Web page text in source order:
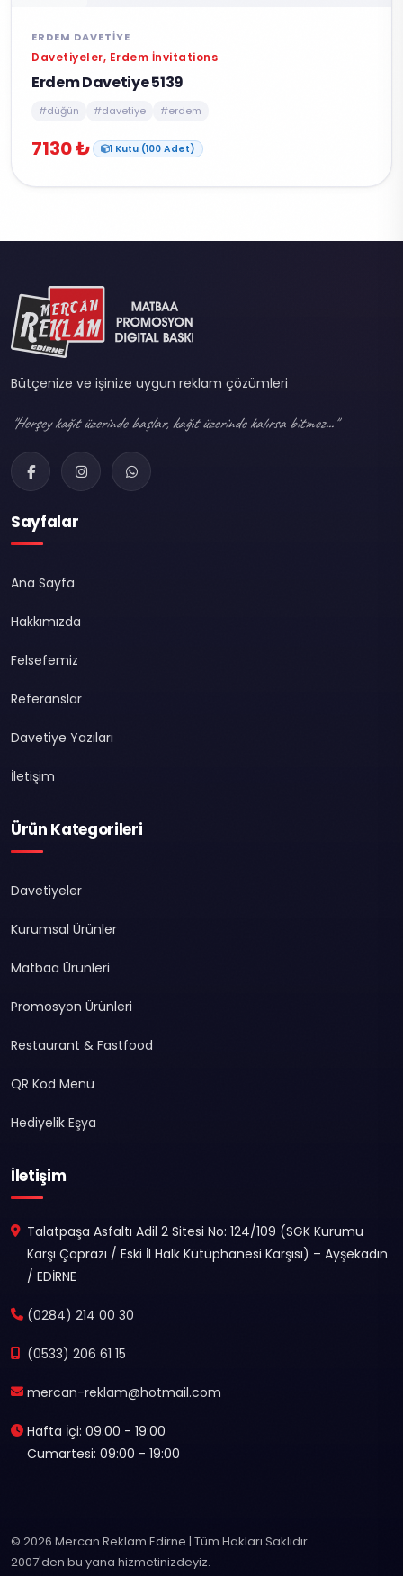
ERDEM DAVETIYE
Davetiyeler, Erdem İnvitations
Erdem Davetiye 5139
#düğün #davetiye #erdem
7130 ₺ 1 Kutu (100 Adet)
Bütçenize ve işinize uygun reklam çözümleri
"Herşey kağıt üzerinde başlar, kağıt üzerinde kalırsa bitmez..."
Sayfalar
Ana Sayfa
Hakkımızda
Felsefemiz
Referanslar
Davetiye Yazıları
İletişim
Ürün Kategorileri
Davetiyeler
Kurumsal Ürünler
Matbaa Ürünleri
Promosyon Ürünleri
Restaurant & Fastfood
QR Kod Menü
Hediyelik Eşya
İletişim
Talatpaşa Asfaltı Adil 2 Sitesi No: 124/109 (SGK Kurumu
Karşı Çaprazı / Eski İl Halk Kütüphanesi Karşısı) – Ayşekadın
/ EDİRNE
(0284) 214 00 30
(0533) 206 61 15
mercan-reklam@hotmail.com
Hafta İçi: 09:00 - 19:00
Cumartesi: 09:00 - 19:00
© 2026 Mercan Reklam Edirne | Tüm Hakları Saklıdır.
2007'den bu yana hizmetinizdeyiz.